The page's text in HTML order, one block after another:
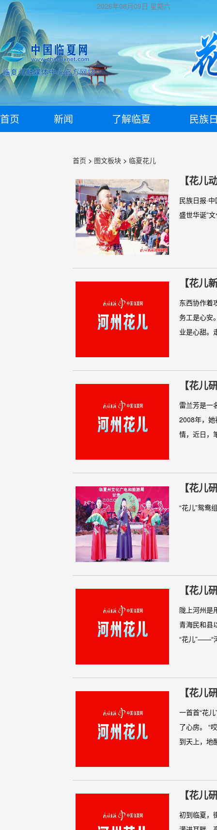
2026年08月09日 星期六
首页 新闻 了解临夏 民族
首页 > 图文板块 > 临夏花儿
【花儿
民族日报·
盛世华诞”
【花儿
东西协作着
务工是心安
业是心甜。
【花儿
雷兰芳是一
2008年，
情，近日，
【花儿
“花儿”鸳鸯
【花儿
陇上河州是
青海民和县
“花儿”——“
【花儿
一首首“花
了心房。 “
到天上，地
【花儿
初到临夏，